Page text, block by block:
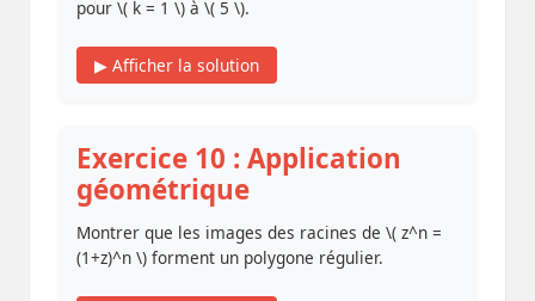
pour \( k = 1 \) à \( 5 \).
▶ Afficher la solution
Exercice 10 : Application
géométrique
Montrer que les images des racines de \( z^n =
(1+z)^n \) forment un polygone régulier.